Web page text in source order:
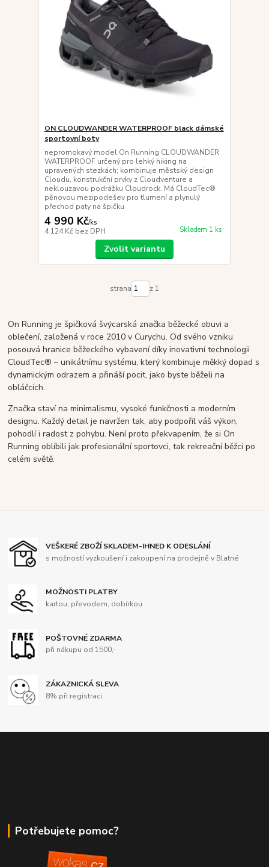
ON CLOUDWANDER WATERPROOF black dámské
sportovní boty
nepromokavý model On Running CLOUDWANDER
WATERPROOF určený pro lehký hiking na
upravených stezkách; kombinuje městský design
Cloudu, konstrukční prvky z Cloudventure a
neklouzavou podrážku Cloudrock. Má CloudTec®
pěnovou mezipodešev pro tlumení a plynulý
přechod paty na špičku
4 990 Kč/ks
4 124 Kč bez DPH Skladem 1 ks
Zvolit variantu
strana z 1
On Running je špičková švýcarská značka běžecké obuvi a
oblečení, založená v roce 2010 v Curychu. Od svého vzniku
posouvá hranice běžeckého vybavení díky inovativní technologii
CloudTec® – unikátnímu systému, který kombinuje měkký dopad s
dynamickým odrazem a přináší pocit, jako byste běželi na
obláčcích.
Značka staví na minimalismu, vysoké funkčnosti a moderním
designu. Každý detail je navržen tak, aby podpořil váš výkon,
pohodlí i radost z pohybu. Není proto překvapením, že si On
Running oblíbili jak profesionální sportovci, tak rekreační běžci po
celém světě.
VEŠKERÉ ZBOŽÍ SKLADEM-IHNED K ODESLÁNÍ
s možností vyzkoušení i zakoupení na prodejně v Blatné
MOŽNOSTI PLATBY
kartou, převodem, dobírkou
POŠTOVNÉ ZDARMA
při nákupu od 1500,-
ZÁKAZNICKÁ SLEVA
8% při registraci
Potřebujete pomoc?